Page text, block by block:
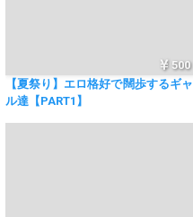
500
【夏祭り】エロ格好で闊歩するギャ
ル達【PART1】